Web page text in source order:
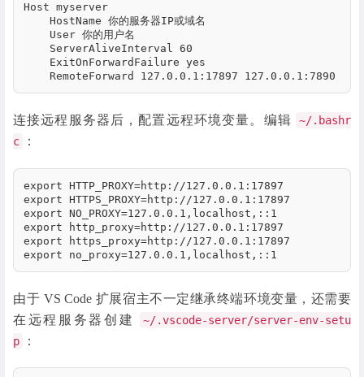
Host myserver
    HostName 你的服务器IP或域名
    User 你的用户名
    ServerAliveInterval 60
    ExitOnForwardFailure yes
    RemoteForward 127.0.0.1:17897 127.0.0.1:7890
连接远程服务器后，配置远程环境变量。编辑
~/.bashr
c
：
export HTTP_PROXY=http://127.0.0.1:17897
export HTTPS_PROXY=http://127.0.0.1:17897
export NO_PROXY=127.0.0.1,localhost,::1
export http_proxy=http://127.0.0.1:17897
export https_proxy=http://127.0.0.1:17897
export no_proxy=127.0.0.1,localhost,::1
由于 VS Code 扩展宿主不一定继承终端环境变量，还需要
在远程服务器创建
~/.vscode-server/server-env-setu
p
：